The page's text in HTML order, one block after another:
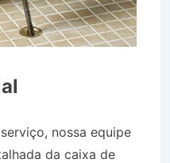
nossa equipe
da caixa de